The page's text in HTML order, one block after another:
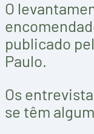
O
publicado
Paulo.
Os
se têm